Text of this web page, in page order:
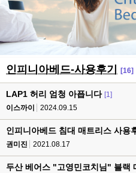
인피니아베드-사용후기 [16]
LAP1 허리 엄청 아픕니다 [1]
이스까이
2024.09.15
인피니아베드 침대 매트리스 사용
권미진 2021.08.17
두산 베어스 "고영민코치님" 블랙